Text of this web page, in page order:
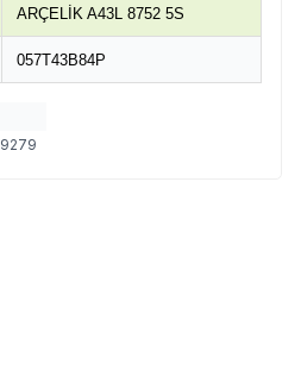
ARÇELİK A43L 8752 5S
057T43B84P
9279